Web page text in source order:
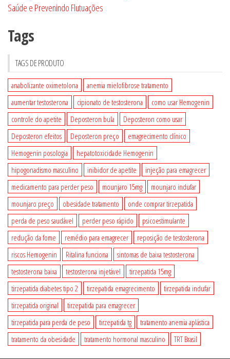
Saúde e Prevenindo Flutuações
Tags
TAGS DE PRODUTO
anabolizante oximetolona
anemia mielofibrose tratamento
aumentar testosterona
cipionato de testosterona
como usar Hemogenin
controle do apetite
Deposteron bula
Deposteron como usar
Deposteron efeitos
Deposteron preço
emagrecimento clínico
Hemogenin posologia
hepatotoxicidade Hemogenin
hipogonadismo masculino
inibidor de apetite
injeção para emagrecer
medicamento para perder peso
mounjaro 15mg
mounjaro indufar
mounjaro preço
obesidade tratamento
onde comprar tirzepatida
perda de peso saudável
perder peso rápido
psicoestimulante
redução da fome
remédio para emagrecer
reposição de testosterona
riscos Hemogenin
Ritalina funciona
sintomas de baixa testosterona
testosterona baixa
testosterona injetável
tirzepatida 15mg
tirzepatida diabetes tipo 2
tirzepatida emagrecimento
tirzepatida indufar
tirzepatida original
tirzepatida para emagrecer
tirzepatida para perda de peso
tirzepatida tg
tratamento anemia aplástica
tratamento da obesidade
tratamento hormonal masculino TRT Brasil